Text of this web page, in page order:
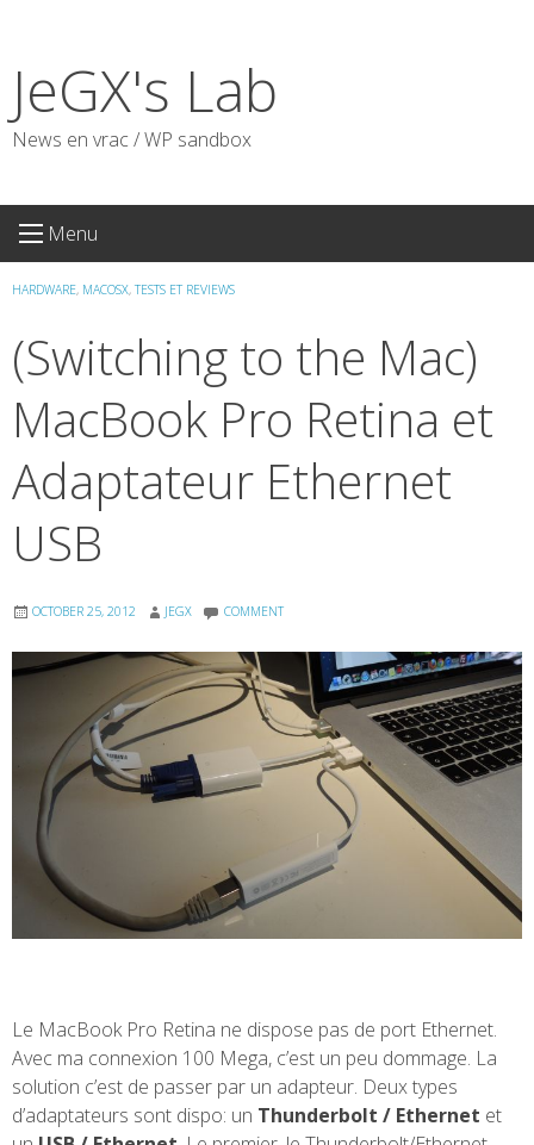
content
JeGX's Lab
News en vrac / WP sandbox
Menu
HARDWARE, MACOSX, TESTS ET REVIEWS
(Switching to the Mac)
MacBook Pro Retina et
Adaptateur Ethernet
USB
OCTOBER 25, 2012 JEGX COMMENT
Le MacBook Pro Retina ne dispose pas de port Ethernet.
Avec ma connexion 100 Mega, c’est un peu dommage. La
solution c’est de passer par un adapteur. Deux types
d’adaptateurs sont dispo: un Thunderbolt / Ethernet et